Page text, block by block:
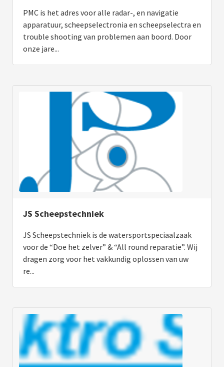
PMC is het adres voor alle radar-, en navigatie
apparatuur, scheepselectronia en scheepselectra en
trouble shooting van problemen aan boord. Door
onze jare...
JS Scheepstechniek
JS Scheepstechniek is de watersportspeciaalzaak
voor de “Doe het zelver” & “All round reparatie”. Wij
dragen zorg voor het vakkundig oplossen van uw
re...